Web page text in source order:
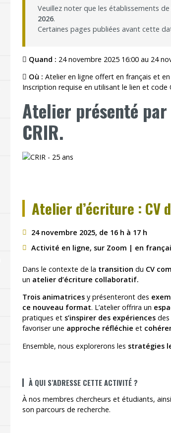
Comment devenir membre
Outils
Archives
Veuillez noter que les établissements
2026.
Certaines pages publiées avant cette
Quand : 24 novembre 2025 16:00 au 24
Où : Atelier en ligne offert en français et en
Inscription requise en utilisant le lien et code
Atelier présenté par
CRIR.
Atelier d’écriture : CV
24 novembre 2025, de 16 h à 17 h
Activité en ligne, sur Zoom | en
Dans le contexte de la transition du CV
un atelier d’écriture collaboratif.
Trois animatricesy présenteront des
ce nouveau format. L’atelier offrira un
pratiques et s’inspirer des expériencesdes
favoriser une approche réfléchie et
Ensemble, nous explorerons les stratégies
À QUI S’ADRESSE CETTE ACTIVITÉ ?
À nos membres chercheurs et étudiants,
son parcours de recherche.